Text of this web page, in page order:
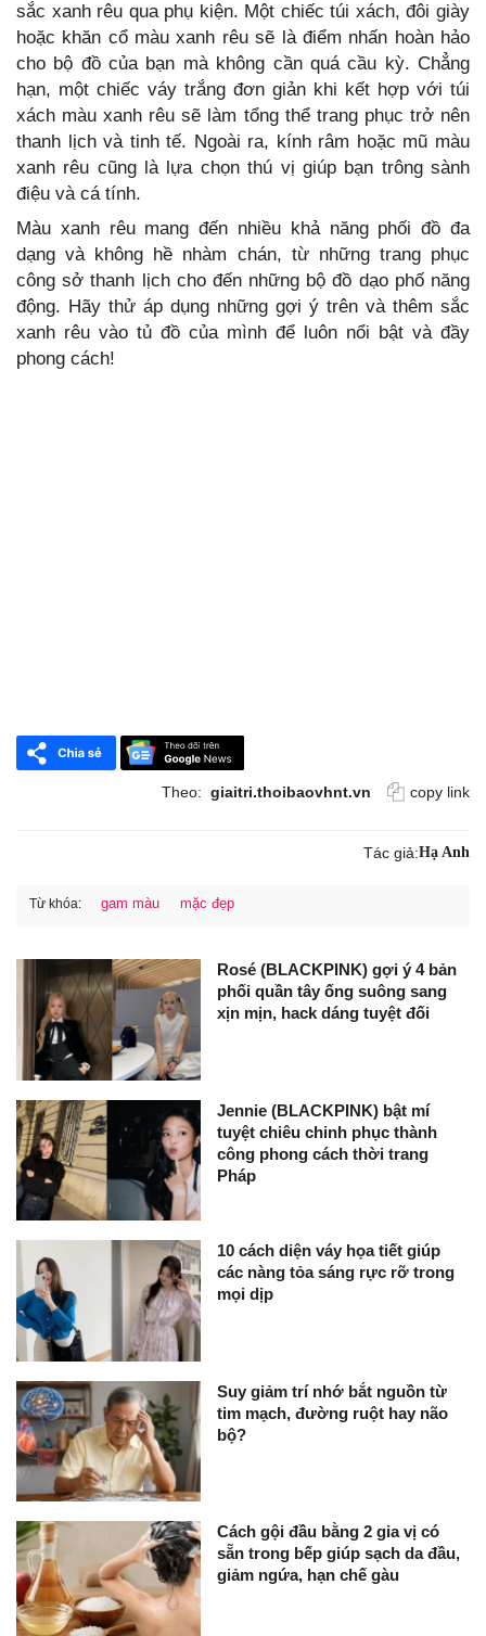
sắc xanh rêu qua phụ kiện. Một chiếc túi xách, đôi giày
hoặc khăn cổ màu xanh rêu sẽ là điểm nhấn hoàn hảo
cho bộ đồ của bạn mà không cần quá cầu kỳ. Chẳng
hạn, một chiếc váy trắng đơn giản khi kết hợp với túi
xách màu xanh rêu sẽ làm tổng thể trang phục trở nên
thanh lịch và tinh tế. Ngoài ra, kính râm hoặc mũ màu
xanh rêu cũng là lựa chọn thú vị giúp bạn trông sành
điệu và cá tính.
Màu xanh rêu mang đến nhiều khả năng phối đồ đa
dạng và không hề nhàm chán, từ những trang phục
công sở thanh lịch cho đến những bộ đồ dạo phố năng
động. Hãy thử áp dụng những gợi ý trên và thêm sắc
xanh rêu vào tủ đồ của mình để luôn nổi bật và đầy
phong cách!
Theo: giaitri.thoibaovhnt.vn copy link
Tác giả:Hạ Anh
Từ khóa: gam màu mặc đẹp
Rosé (BLACKPINK) gợi ý 4 bản
phối quần tây ống suông sang
xịn mịn, hack dáng tuyệt đối
Jennie (BLACKPINK) bật mí
tuyệt chiêu chinh phục thành
công phong cách thời trang
Pháp
10 cách diện váy họa tiết giúp
các nàng tỏa sáng rực rỡ trong
mọi dịp
Suy giảm trí nhớ bắt nguồn từ
tim mạch, đường ruột hay não
bộ?
Cách gội đầu bằng 2 gia vị có
sẵn trong bếp giúp sạch da đầu,
giảm ngứa, hạn chế gàu